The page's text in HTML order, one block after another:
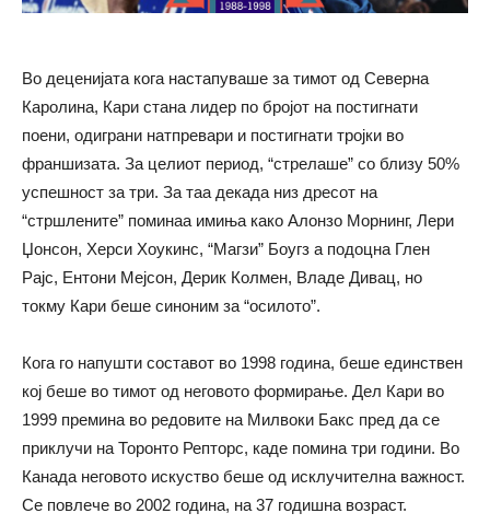
Во деценијата кога настапуваше за тимот од Северна
Каролина, Кари стана лидер по бројот на постигнати
поени, одиграни натпревари и постигнати тројки во
франшизата. За целиот период, “стрелаше” со близу 50%
успешност за три. За таа декада низ дресот на
“стршлените” поминаа имиња како Алонзо Морнинг, Лери
Џонсон, Херси Хоукинс, “Магзи” Боугз а подоцна Глен
Рајс, Ентони Мејсон, Дерик Колмен, Владе Дивац, но
токму Кари беше синоним за “осилото”.
Кога го напушти составот во 1998 година, беше единствен
кој беше во тимот од неговото формирање. Дел Кари во
1999 премина во редовите на Милвоки Бакс пред да се
приклучи на Торонто Репторс, каде помина три години. Во
Канада неговото искуство беше од исклучителна важност.
Се повлече во 2002 година, на 37 годишна возраст.